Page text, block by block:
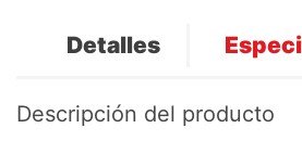
Detalles
Descripción del producto